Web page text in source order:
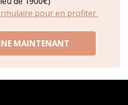
pour en profiter
MAINTENANT